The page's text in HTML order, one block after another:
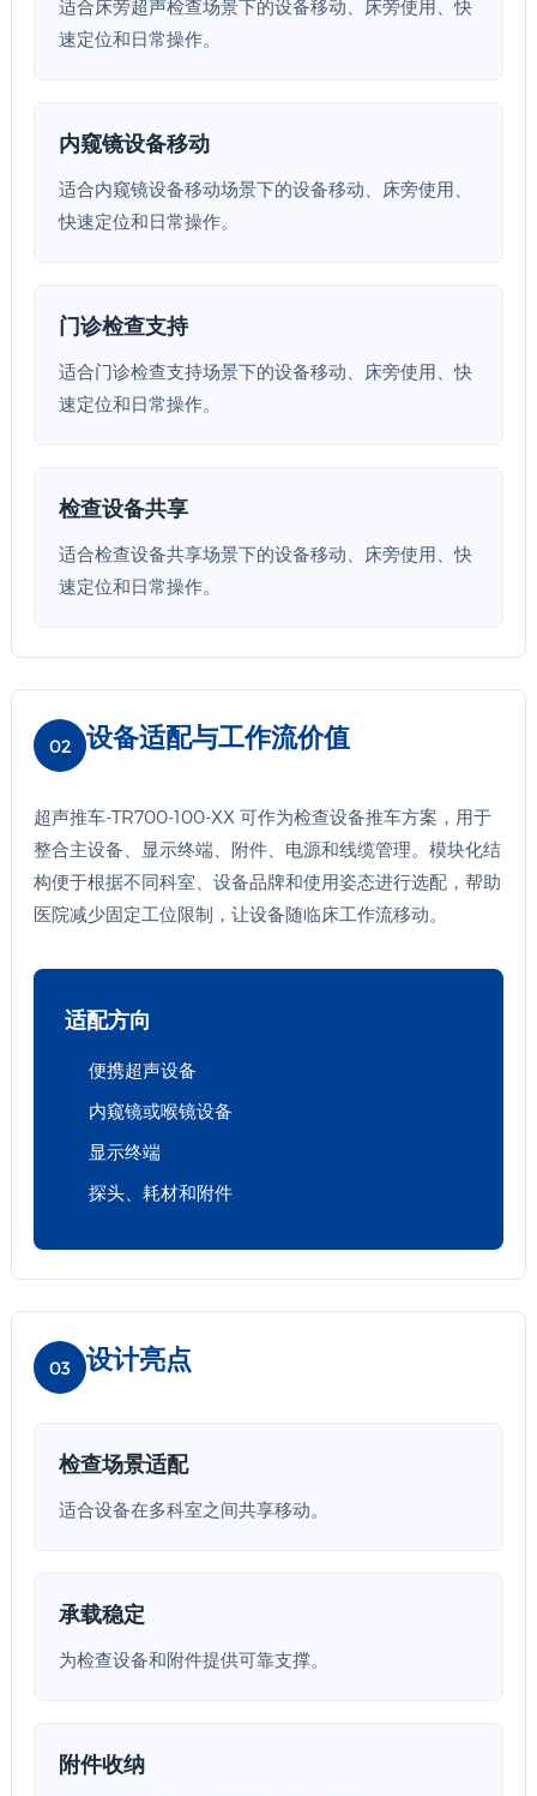
适合床旁超声检查场景下的设备移动、床旁使用、快
速定位和日常操作。
内窥镜设备移动
适合内窥镜设备移动场景下的设备移动、床旁使用、
快速定位和日常操作。
门诊检查支持
适合门诊检查支持场景下的设备移动、床旁使用、快
速定位和日常操作。
检查设备共享
适合检查设备共享场景下的设备移动、床旁使用、快
速定位和日常操作。
02 设备适配与工作流价值
超声推车-TR700-100-XX 可作为检查设备推车方案，用于
整合主设备、显示终端、附件、电源和线缆管理。模块化结
构便于根据不同科室、设备品牌和使用姿态进行选配，帮助
医院减少固定工位限制，让设备随临床工作流移动。
适配方向
便携超声设备
内窥镜或喉镜设备
显示终端
探头、耗材和附件
03 设计亮点
检查场景适配
适合设备在多科室之间共享移动。
承载稳定
为检查设备和附件提供可靠支撑。
附件收纳